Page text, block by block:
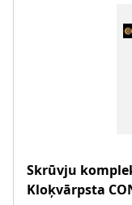
Skrūvju
Kloķvārpsta